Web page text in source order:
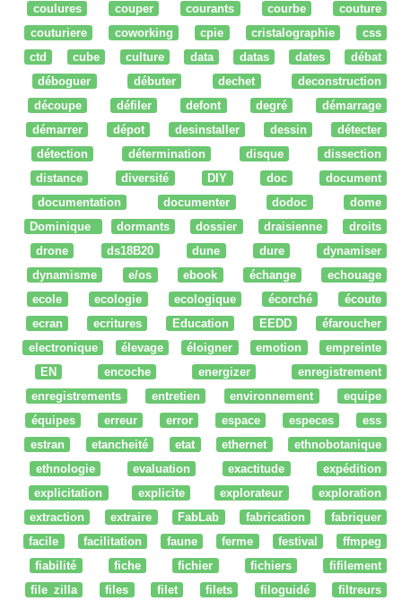
coulures
couper courants courbe
couture
couturiere
coworking cpie cristalographie
css
ctd
cube culture data datas dates
débat
déboguer
débuter dechet
deconstruction
découpe
défiler defont degré
démarrage
démarrer
dépot desinstaller dessin
détecter
détection
détermination disque
dissection
distance
diversité DIY doc
document
documentation
documenter dodoc
dome
Dominique
dormants dossier draisienne
droits
drone
ds18B20 dune dure
dynamiser
dynamisme
e/os ebook échange
echouage
ecole
ecologie ecologique écorché
écoute
ecran
ecritures Education EEDD
éfaroucher
electronique
élevage éloigner emotion
empreinte
EN
encoche energizer
enregistrement
enregistrements
entretien environnement
equipe
équipes
erreur error espace especes
ess
estran
etancheité etat ethernet
ethnobotanique
ethnologie
evaluation exactitude
expédition
explicitation
explicite explorateur
exploration
extraction
extraire FabLab fabrication
fabriquer
facile
facilitation faune ferme festival
ffmpeg
fiabilité
fiche fichier fichiers
fifilement
file zilla
files filet filets filoguidé
filtreurs